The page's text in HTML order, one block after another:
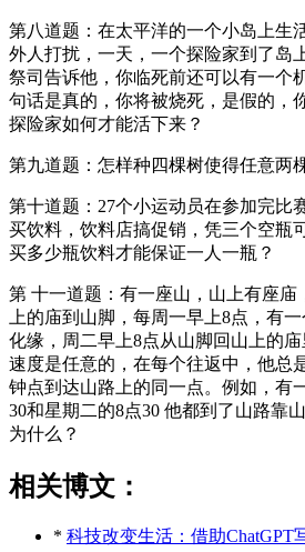
第八道题：在太平洋的一个小岛上生
外人打扰，一天，一个探险家到了岛
祭司告诉他，你临死前还可以有一个
句话是真的，你将被烧死，是假的，
探险家如何才能活下来？
第九道题：怎样种四棵树使得任意两
第十道题：27个小运动员在参加完比
买饮料，饮料店搞促销，凭三个空瓶
买多少瓶饮料才能保证一人一瓶？
第 十一道题：有一座山，山上有座庙
上的庙到山脚，每周一早上8点，有
化缘，周二早上8点从山脚回山上的
速度是任意的，在每个往返中，他总
钟点到达山路上的同一点。例如，有
30和星期二的8点30 他都到了山路靠
为什么？
相关博文：
* 科技改变生活：借助ChatGPT